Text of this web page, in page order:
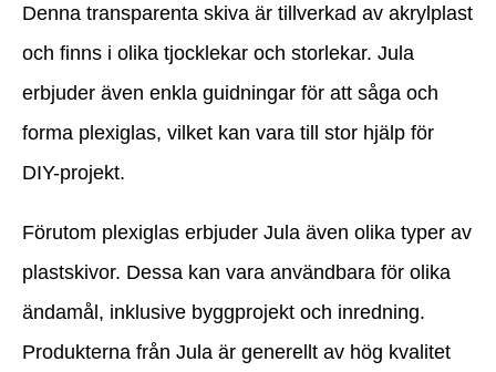
Denna transparenta skiva är tillverkad av akrylplast
och finns i olika tjocklekar och storlekar. Jula
erbjuder även enkla guidningar för att såga och
forma plexiglas, vilket kan vara till stor hjälp för
DIY-projekt.
Förutom plexiglas erbjuder Jula även olika typer av
plastskivor. Dessa kan vara användbara för olika
ändamål, inklusive byggprojekt och inredning.
Produkterna från Jula är generellt av hög kvalitet